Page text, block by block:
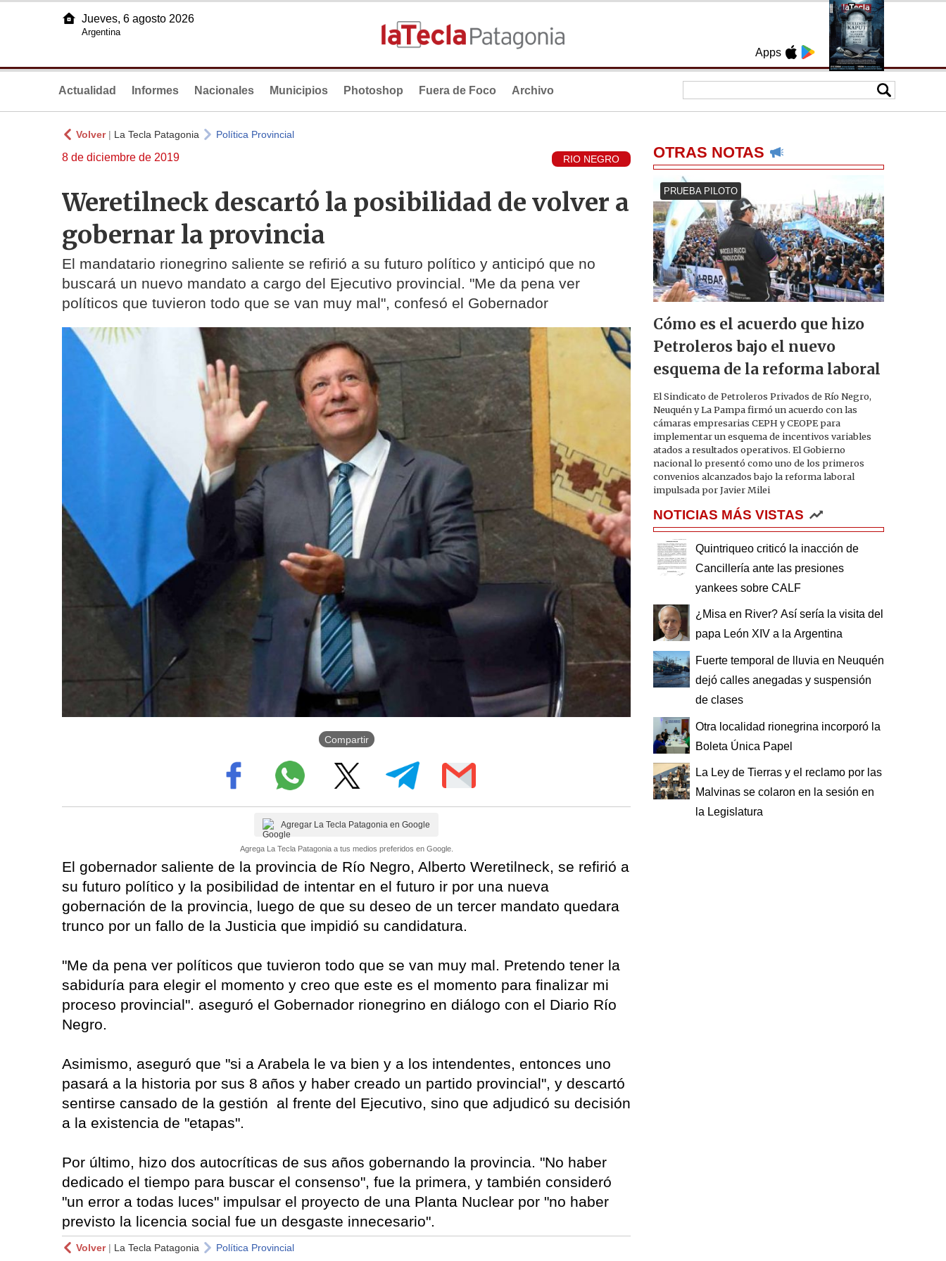
Apps
Jueves, 6 agosto 2026
Argentina
Actualidad Informes Nacionales Municipios Photoshop Fuera de Foco Archivo
Volver| La Tecla Patagonia Política Provincial
8 de diciembre de 2019 RIO NEGRO
Weretilneck descartó la posibilidad de volver a
gobernar la provincia
El mandatario rionegrino saliente se refirió a su futuro político y anticipó que no
buscará un nuevo mandato a cargo del Ejecutivo provincial. "Me da pena ver
políticos que tuvieron todo que se van muy mal", confesó el Gobernador
Compartir
Agregar La Tecla Patagonia en Google
Agrega La Tecla Patagonia a tus medios preferidos en Google.
El gobernador saliente de la provincia de Río Negro, Alberto Weretilneck, se refirió a
su futuro político y la posibilidad de intentar en el futuro ir por una nueva
gobernación de la provincia, luego de que su deseo de un tercer mandato quedara
trunco por un fallo de la Justicia que impidió su candidatura.
"Me da pena ver políticos que tuvieron todo que se van muy mal. Pretendo tener la
sabiduría para elegir el momento y creo que este es el momento para finalizar mi
proceso provincial". aseguró el Gobernador rionegrino en diálogo con el Diario Río
Negro.
Asimismo, aseguró que "si a Arabela le va bien y a los intendentes, entonces uno
pasará a la historia por sus 8 años y haber creado un partido provincial", y descartó
sentirse cansado de la gestión al frente del Ejecutivo, sino que adjudicó su decisión
a la existencia de "etapas".
Por último, hizo dos autocríticas de sus años gobernando la provincia. "No haber
dedicado el tiempo para buscar el consenso", fue la primera, y también consideró
"un error a todas luces" impulsar el proyecto de una Planta Nuclear por "no haber
previsto la licencia social fue un desgaste innecesario".
Volver| La Tecla Patagonia Política Provincial
OTRAS NOTAS
PRUEBA PILOTO
Cómo es el acuerdo que hizo
Petroleros bajo el nuevo
esquema de la reforma laboral
El Sindicato de Petroleros Privados de Río Negro,
Neuquén y La Pampa firmó un acuerdo con las
cámaras empresarias CEPH y CEOPE para
implementar un esquema de incentivos variables
atados a resultados operativos. El Gobierno
nacional lo presentó como uno de los primeros
convenios alcanzados bajo la reforma laboral
impulsada por Javier Milei
NOTICIAS MÁS VISTAS
Quintriqueo criticó la inacción de
Cancillería ante las presiones
yankees sobre CALF
¿Misa en River? Así sería la visita del
papa León XIV a la Argentina
Fuerte temporal de lluvia en Neuquén
dejó calles anegadas y suspensión
de clases
Otra localidad rionegrina incorporó la
Boleta Única Papel
La Ley de Tierras y el reclamo por las
Malvinas se colaron en la sesión en
la Legislatura